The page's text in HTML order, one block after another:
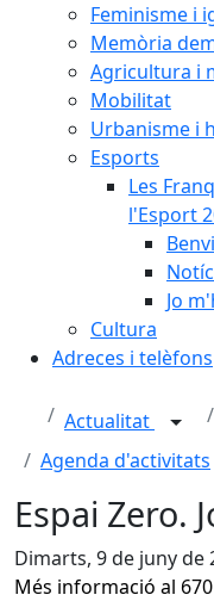
Feminisme i
Memòria
Agricultura i
Mobilitat
Urbanisme i
Esports
Les
l'Esport
Jo
Cultura
Adreces i telèfons
Actualitat
Agenda d'activitats
Espai Zero.
Dimarts, 9 de juny de
Més informació al